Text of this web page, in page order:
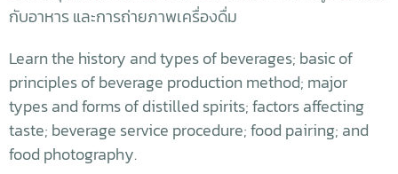
กับอาหาร และการถ่ายภาพเครื่องดื่ม
Learn the history and types of beverages; basic of
principles of beverage production method; major
types and forms of distilled spirits; factors affecting
taste; beverage service procedure; food pairing; and
food photography.